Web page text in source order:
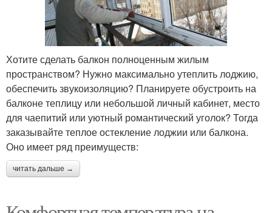
Хотите сделать балкон полноценным жилым
пространством? Нужно максимально утеплить лоджию,
обеспечить звукоизоляцию? Планируете обустроить на
балконе теплицу или небольшой личный кабинет, место
для чаепитий или уютный романтический уголок? Тогда
заказывайте теплое остекление лоджии или балкона.
Оно имеет ряд преимуществ:
читать дальше →